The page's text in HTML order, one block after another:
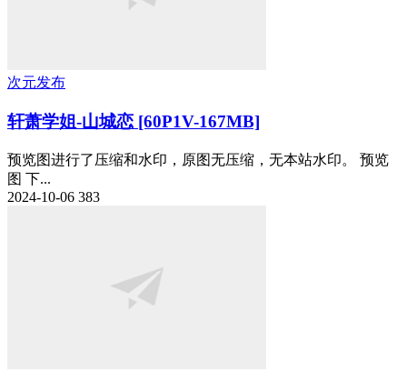
次元发布
轩萧学姐-山城恋 [60P1V-167MB]
预览图进行了压缩和水印，原图无压缩，无本站水印。 预览
图 下...
2024-10-06 383